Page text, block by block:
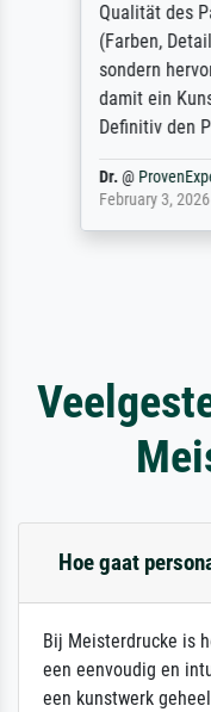
Qualität des
(Farben,
sondern
damit ein
Definitiv den
Dr.@
February 3, 2026
Hoe gaat
Bij Meisterdrucke is
een eenvoudig en
een kunstwerk